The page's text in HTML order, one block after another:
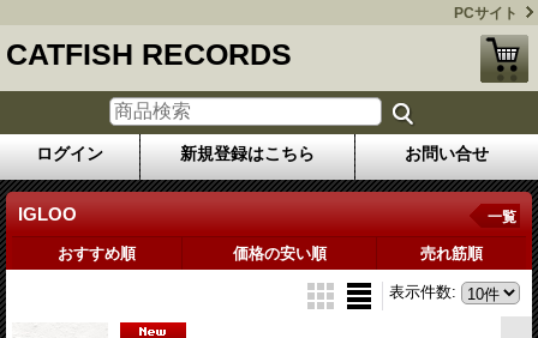
PCサイト
CATFISH RECORDS
ログイン 新規登録はこちら お問い合せ
IGLOO 一覧
おすすめ順 価格の安い順 売れ筋順
表示件数: